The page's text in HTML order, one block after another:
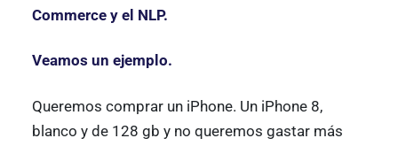
Commerce y el NLP.
Veamos un ejemplo.
Queremos comprar un iPhone. Un iPhone 8,
blanco y de 128 gb y no queremos gastar más